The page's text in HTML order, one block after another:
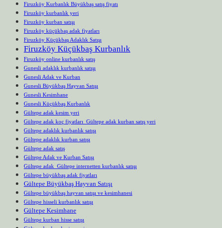
Firuzköy Kurbanlık Büyükbaş satış fiyatı
Firuzköy kurbanlık yeri
Firuzköy kurban satışı
Firuzköy küçükbaş adak fiyatları
Firuzköy Küçükbaş Adaklık Satışı
Firuzköy Küçükbaş Kurbanlık
Firuzköy online kurbanlık satış
Gunesli adaklık kurbanlık satışı
Gunesli Adak ve Kurban
Gunesli Büyükbaş Hayvan Satışı
Gunesli Kesimhane
Gunesli Küçükbaş Kurbanlık
Gültepe adak kesim yeri
Gültepe adak koç fiyatları Gültepe adak kurban satış yeri
Gültepe adaklık kurbanlık satışı
Gültepe adaklık kurban satışı
Gültepe adak satış
Gültepe Adak ve Kurban Satışı
Gültepe adak Gültepe internetten kurbanlık satışı
Gültepe büyükbaş adak fiyatları
Gültepe Büyükbaş Hayvan Satışı
Gültepe büyükbaş hayvan satışı ve kesimhanesi
Gültepe hisseli kurbanlık satışı
Gültepe Kesimhane
Gültepe kurban hisse satışı